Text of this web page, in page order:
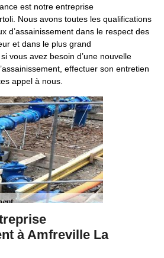
est notre entreprise
Nous avons toutes les qualifications
d’assainissement dans le respect des
et dans le plus grand
vous avez besoin d’une nouvelle
effectuer son entretien
appel à nous.
à Amfreville La